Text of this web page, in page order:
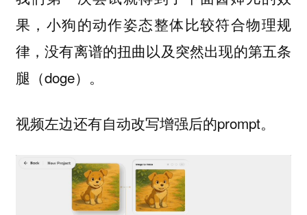
果，小狗的动作姿态整体比较符合物理规
律，没有离谱的扭曲以及突然出现的第五条
腿（doge）。
视频左边还有自动改写增强后的prompt。